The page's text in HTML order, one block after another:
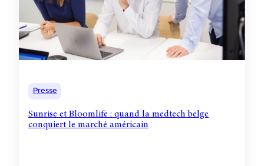
Presse
Sunrise et Bloomlife : quand la medtech belge
conquiert le marché américain